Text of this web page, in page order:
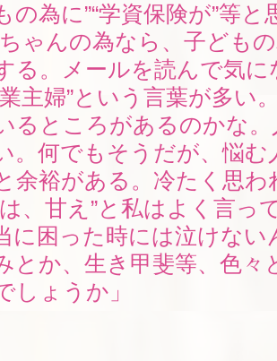
の為に”“学資保険が”等
ゃんの為なら、子ども
る。メールを読んで気に
主婦”という言葉が多い
るところがあるのかな
。何でもそうだが、悩む
余裕がある。冷たく思わ
、甘え”と私はよく言っ
に困った時には泣けない
とか、生き甲斐等、色々
しょうか」